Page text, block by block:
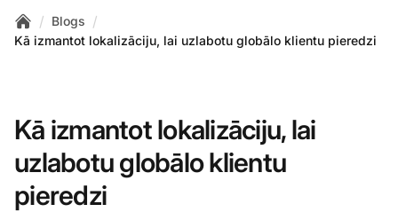
Home
/ Blogs /
Kā izmantot lokalizāciju, lai uzlabotu globālo klientu pieredzi
Kā izmantot lokalizāciju, lai
uzlabotu globālo klientu
pieredzi